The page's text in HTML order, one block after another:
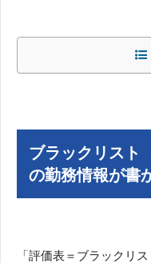
ブラックリスト
の勤務情報が書
「評価表＝ブラックリ